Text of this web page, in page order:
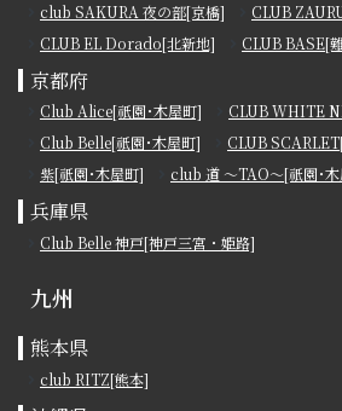
club SAKURA 夜の部[京橋]
CLUB
CLUB EL Dorado[北新地]
CLUB BASE[
京都府
Club Alice[祇園･木屋町]
CLUB WHITE
Club Belle[祇園･木屋町]
CLUB
紫[祇園･木屋町]
club 道 ～TAO～[祇園･
兵庫県
Club Belle 神戸[神戸三宮・姫路]
九州
熊本県
club RITZ[熊本]